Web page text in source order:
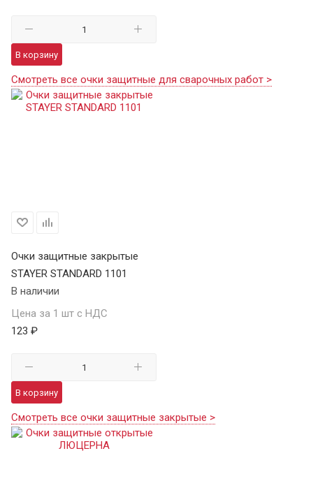
В корзину
Смотреть все очки защитные для сварочных работ >
Очки защитные закрытые
STAYER STANDARD 1101
В наличии
Цена за 1 шт с НДС
123 ₽
В корзину
Смотреть все очки защитные закрытые >